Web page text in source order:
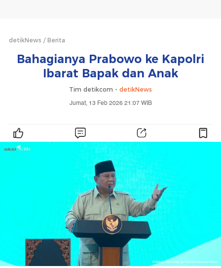
detikNews Berita
Bahagianya Prabowo ke Kapolri
Ibarat Bapak dan Anak
Tim detikcom - detikNews
Jumat, 13 Feb 2026 21:07 WIB